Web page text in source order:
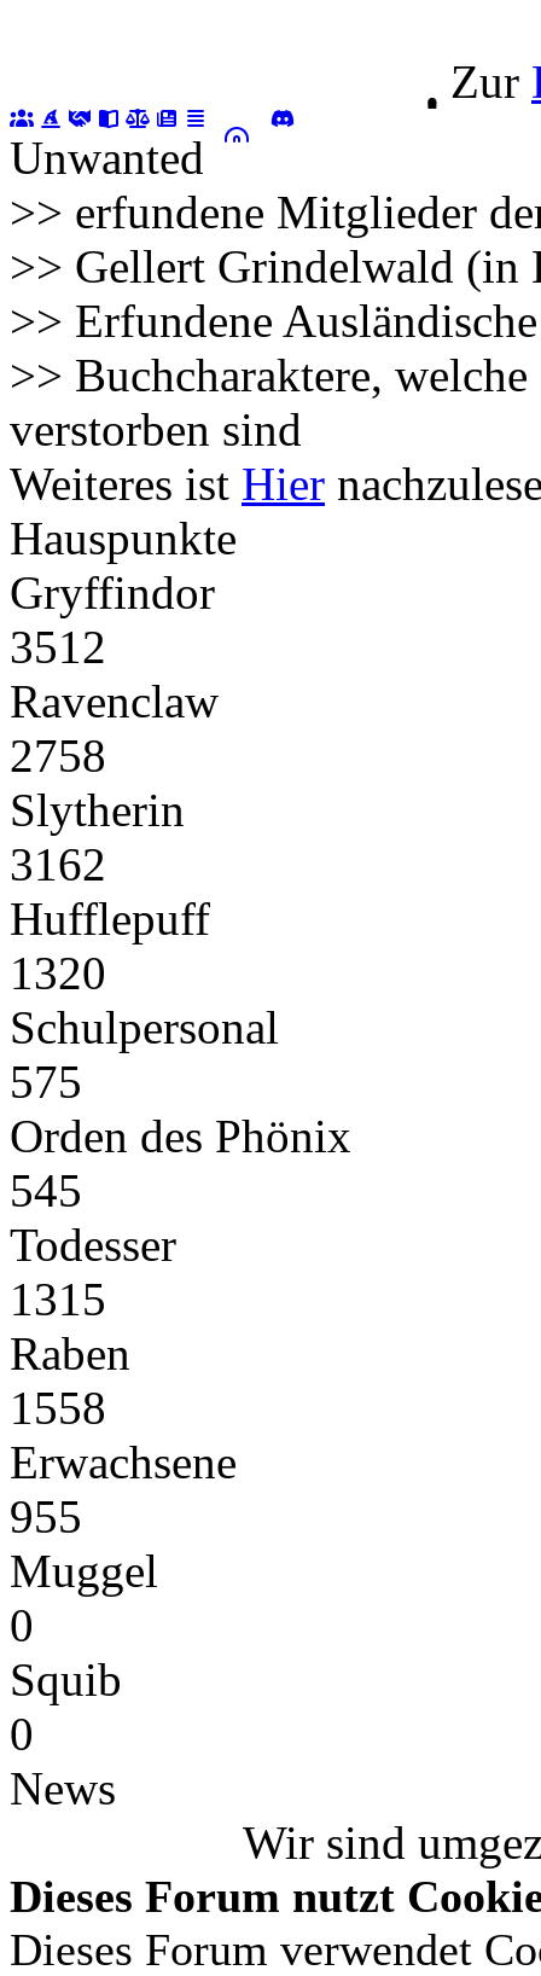
Zur
Unwanted
>> erfundene Mitglieder
>> Gellert Grindelwald (in
>> Erfundene
>> Buchcharaktere,
verstorben sind
Weiteres ist Hier
Hauspunkte
Gryffindor
3512
Ravenclaw
2758
Slytherin
3162
Hufflepuff
1320
Schulpersonal
575
Orden des Phönix
545
Todesser
1315
Raben
1558
Erwachsene
955
Muggel
0
Squib
0
News
Wir sind
Dieses Forum nutzt
Dieses Forum verwendet